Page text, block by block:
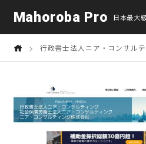
Mahoroba Pro 日本最大
行政書士法人ニア・コンサル